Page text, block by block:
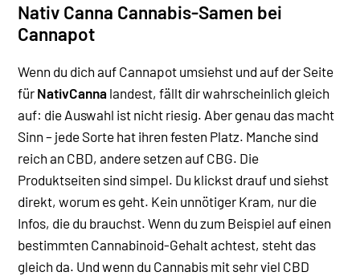
Nativ Canna Cannabis-Samen bei
Cannapot
Wenn du dich auf Cannapot umsiehst und auf der Seite
für NativCanna landest, fällt dir wahrscheinlich gleich
auf: die Auswahl ist nicht riesig. Aber genau das macht
Sinn – jede Sorte hat ihren festen Platz. Manche sind
reich an CBD, andere setzen auf CBG. Die
Produktseiten sind simpel. Du klickst drauf und siehst
direkt, worum es geht. Kein unnötiger Kram, nur die
Infos, die du brauchst. Wenn du zum Beispiel auf einen
bestimmten Cannabinoid-Gehalt achtest, steht das
gleich da. Und wenn du Cannabis mit sehr viel CBD